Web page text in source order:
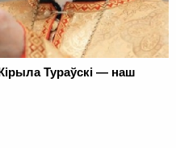
Тураўскі — наш